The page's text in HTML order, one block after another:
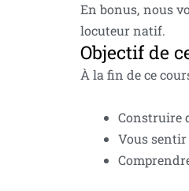
En bonus, nous
locuteur natif.
Objectif de
À la fin de ce
Construire
Vous sentir